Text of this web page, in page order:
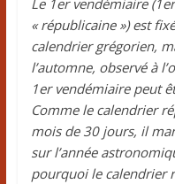
Le 1er vendémiaire
« républicaine ») est
calendrier grégorien,
l’automne, observé à
1er vendémiaire peut
Comme le calendrier
mois de 30 jours, il
sur l’année
pourquoi le calendrier